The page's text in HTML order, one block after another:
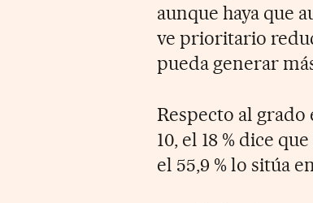
aunque haya que
ve prioritario
pueda generar
Respecto al grado
10, el 18 % dice
el 55,9 % lo sitúa